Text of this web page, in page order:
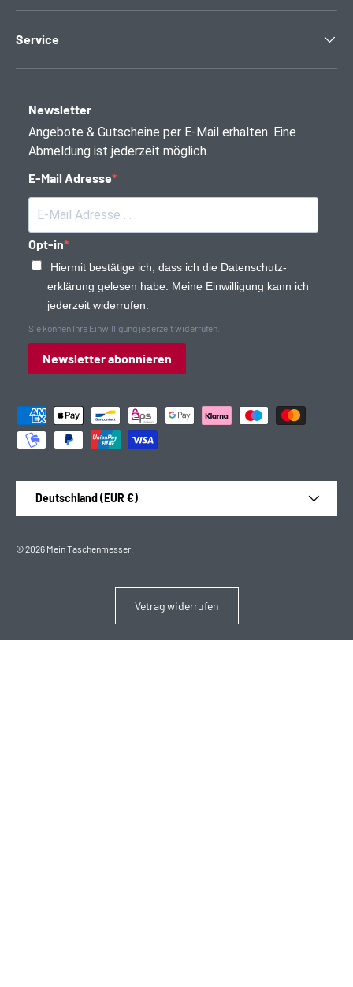
Service
Newsletter
Angebote & Gutscheine per E-Mail erhalten. Eine
Abmeldung ist jederzeit möglich.
E-Mail Adresse
Opt-in
Hiermit bestätige ich, dass ich die Daten­schutz­
erklärung gelesen habe. Meine Einwilligung kann ich
jederzeit widerrufen.
Sie können Ihre Einwilligung jederzeit widerrufen.
Newsletter abonnieren
Zahlungsmethoden
Deutschland (EUR €)
© 2026 Mein Taschenmesser
Vetrag widerrufen